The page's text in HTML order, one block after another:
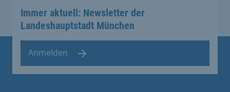
Immer aktuell: Newsletter der
Landeshauptstadt München
Anmelden